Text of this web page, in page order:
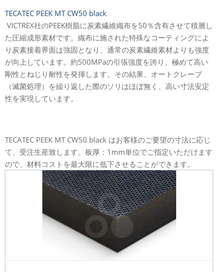
TECATEC PEEK MT CW50 black
VICTREX社のPEEK樹脂に炭素繊維織布を50％含有させて積層し
た圧縮成形素材です。織布に施された特殊なコーティングによ
り炭素接着界面は強固となり、通常の炭素繊維素材よりも強度
が向上しています。約500MPaの引張強度を誇り、極めて高い
剛性とねじり耐性を発揮します。その結果、オートクレーブ
（滅菌処理）を繰り返した際のソリはほぼ無く、高い寸法安定
性を実現しています。
TECATEC PEEK MT CW50 black はお客様のご要望の寸法に応じ
て、受注生産致します。板厚：1mm単位でご指定いただけます
ので、材料コストを最大限に低下させることができます。